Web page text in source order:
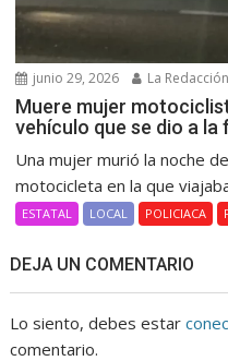
junio 29, 2026 La Redacción
Muere mujer
vehículo que se dio a la
Una mujer murió la noche
motocicleta en la que
ESTATAL LOCAL POLICIACA
DEJA UN COMENTARIO
Lo siento, debes estar
comentario.